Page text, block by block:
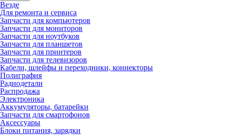
Везде
Для ремонта и сервиса
Запчасти для компьютеров
Запчасти для мониторов
Запчасти для ноутбуков
Запчасти для планшетов
Запчасти для принтеров
Запчасти для телевизоров
Кабели, шлейфы и переходники, коннекторы
Полиграфия
Радиодетали
Распродажа
Электроника
Аккумуляторы, батарейки
Запчасти для смартофонов
Аксессуары
Блоки питания, зарядки